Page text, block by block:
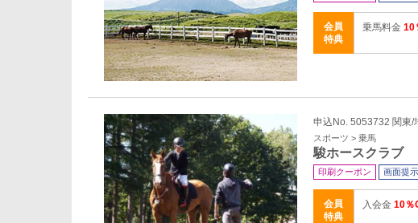
会員
特典
乗馬料金 10
申込No. 5053732 関東/
スポーツ > 乗馬
駿ホースクラブ
印刷クーポン 画面提
会員
特典
入会金 10％